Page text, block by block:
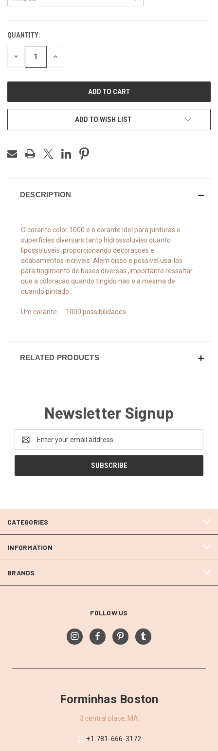
CURRENT
STOCK:
QUANTITY:
DECREASE INCREASE
ADD TO WISH LIST
DESCRIPTION
O corante color 1000 e o corante idel para pinturas e
superficies diversars tanto hidrossoluvies quanto
lipossoluveis ,proporcionando decoracoes e
acabamentos incriveis .Alem disso e possivel usa-los
para tingimento de bases diversas ,importante ressaltar
que a coloracao quando tingido nao e a mesma de
quando pintado .
Um corante .... 1000 possibilidades
RELATED PRODUCTS
Newsletter Signup
Address
CATEGORIES
INFORMATION
BRANDS
FOLLOW US
Forminhas Boston
3 central place, MA
+1 781-666-3172